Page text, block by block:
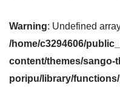
Warning: Undefined
/home/c3294606/
content/themes/sango-
poripu/library/